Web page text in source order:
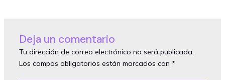
Deja un comentario
Tu dirección de correo electrónico no será publicada.
Los campos obligatorios están marcados con *